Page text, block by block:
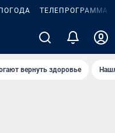
ПОГОДА ТЕЛЕПРОГРАММА
вернуть здоровье